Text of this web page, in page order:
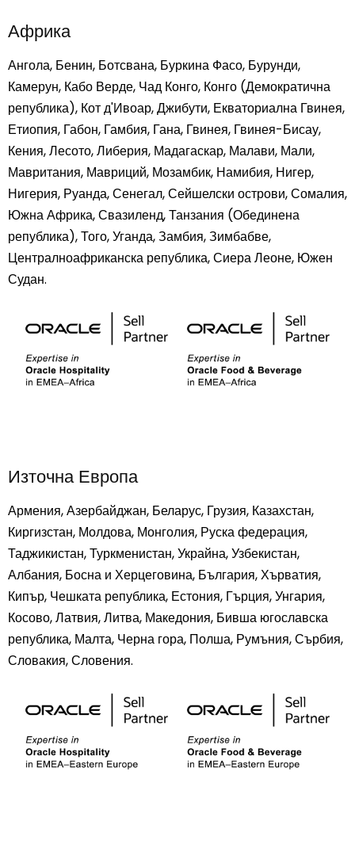
Африка
Ангола, Бенин, Ботсвана, Буркина Фасо, Бурунди,
Камерун, Кабо Верде, Чад Конго, Конго (Демократична
република), Кот д'Ивоар, Джибути, Екваториална Гвинея,
Етиопия, Габон, Гамбия, Гана, Гвинея, Гвинея-Бисау,
Кения, Лесото, Либерия, Мадагаскар, Малави, Мали,
Мавритания, Мавриций, Мозамбик, Намибия, Нигер,
Нигерия, Руанда, Сенегал, Сейшелски острови, Сомалия,
Южна Африка, Свазиленд, Танзания (Обединена
република), Того, Уганда, Замбия, Зимбабве,
Централноафриканска република, Сиера Леоне, Южен
Судан.
Източна Европа
Армения, Азербайджан, Беларус, Грузия, Казахстан,
Киргизстан, Молдова, Монголия, Руска федерация,
Таджикистан, Туркменистан, Украйна, Узбекистан,
Албания, Босна и Херцеговина, България, Хърватия,
Кипър, Чешката република, Естония, Гърция, Унгария,
Косово, Латвия, Литва, Македония, Бивша югославска
република, Малта, Черна гора, Полша, Румъния, Сърбия,
Словакия, Словения.